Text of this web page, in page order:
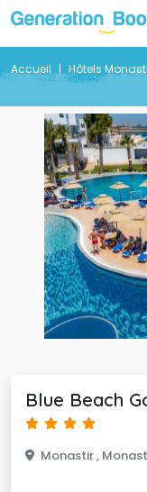
Accueil Hôtels
Previous
Blue Beach
Monastir ,